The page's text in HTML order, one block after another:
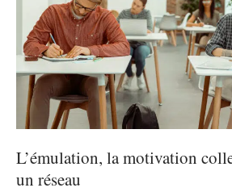
L’émulation, la motivation
un réseau